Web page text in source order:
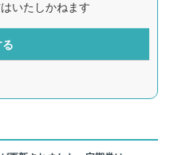
いたしかねます